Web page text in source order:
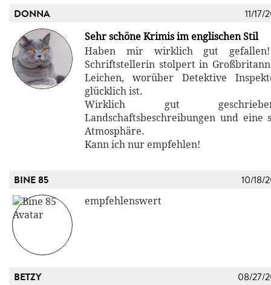
DONNA 11/17/
Sehr schöne Krimis im englischen Stil
Haben mir wirklich gut
Schriftstellerin stolpert in
Leichen, worüber Detektive
glücklich ist.
Wirklich gut
Landschaftsbeschreibungen und eine
Atmosphäre.
Kann ich nur empfehlen!
BINE 85 10/18/
empfehlenswert
BETZY 08/27/